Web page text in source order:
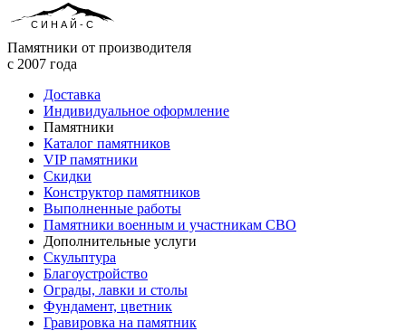
СИНАЙ-С
Памятники от производителя
с 2007 года
Доставка
Индивидуальное оформление
Памятники
Каталог памятников
VIP памятники
Скидки
Конструктор памятников
Выполненные работы
Памятники военным и участникам СВО
Дополнительные услуги
Скульптура
Благоустройство
Ограды, лавки и столы
Фундамент, цветник
Гравировка на памятник